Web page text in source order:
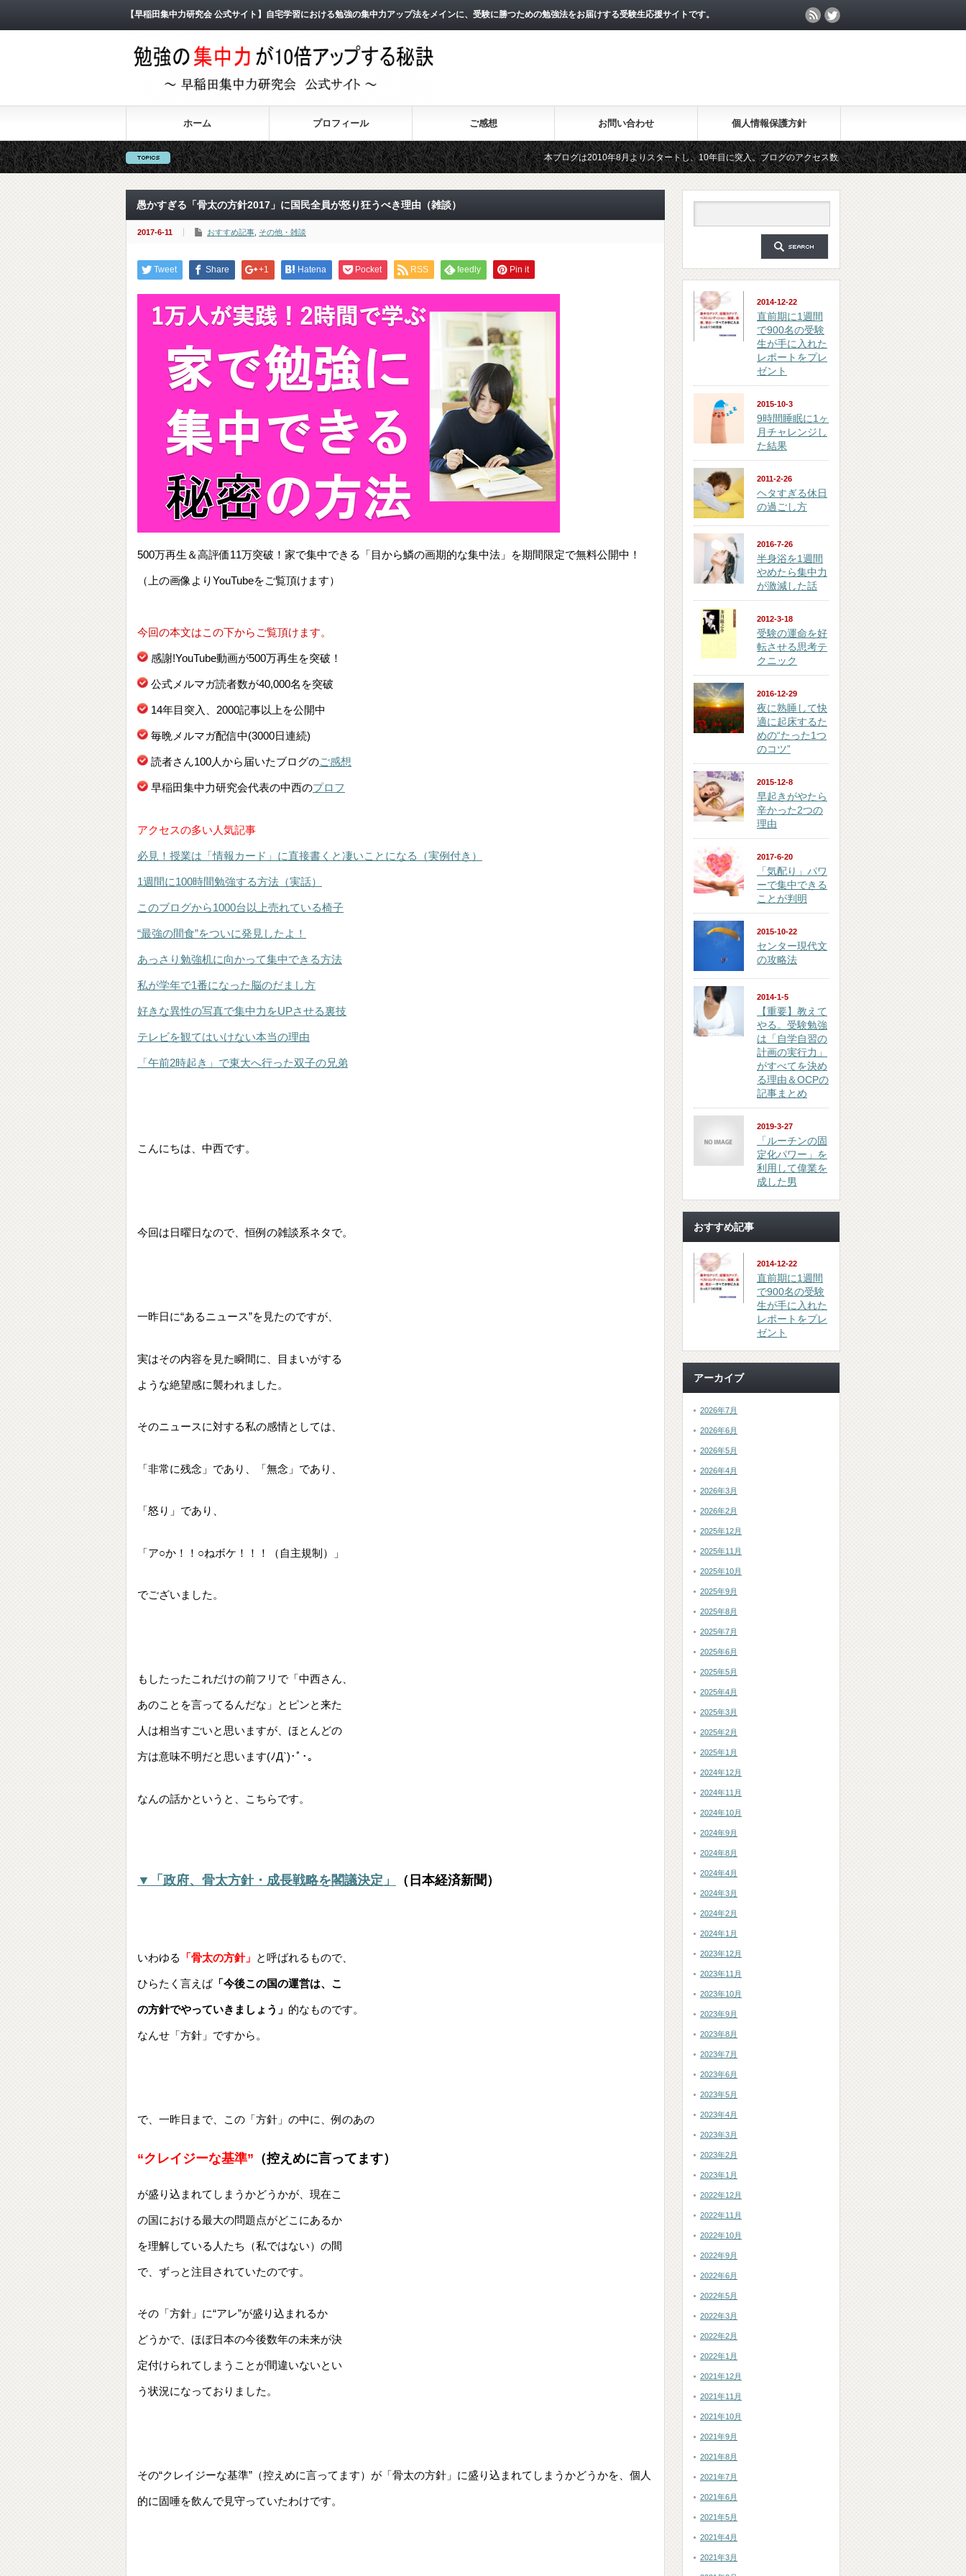
【早稲田集中力研究会 公式サイト】自宅学習における勉強の集中力アップ法をメインに、受験に勝つための勉強法をお届けする受験生応援サイトです。
ホーム プロフィール ご感想 お問い合わせ 個人情報保護方針
本ブログは2010年8月よりスタートし、10年目に突入。ブログのアクセス数が月間25万PV、公開記事数が2000記事を突破
2011年3月よりスタートした無料メールマガジン「勉強の集中力が10倍アップする秘訣」は、2018年6月に総読者数が4
愚かすぎる「骨太の方針2017」に国民全員が怒り狂うべき理由（雑談）
2017-6-11 おすすめ記事 その他・雑談
Tweet Share +1 Hatena Pocket RSS feedly Pin it
500万再生＆高評価11万突破！家で集中できる「目から鱗の画期的な集中法」を期間限定で無料公開中！
（上の画像よりYouTubeをご覧頂けます）
今回の本文はこの下からご覧頂けます。
感謝!YouTube動画が500万再生を突破！
公式メルマガ読者数が40,000名を突破
14年目突入、2000記事以上を公開中
毎晩メルマガ配信中(3000日連続)
読者さん100人から届いたブログのご感想
早稲田集中力研究会代表の中西のプロフ
アクセスの多い人気記事
必見！授業は「情報カード」に直接書くと凄いことになる（実例付き）
1週間に100時間勉強する方法（実話）
このブログから1000台以上売れている椅子
“最強の間食”をついに発見したよ！
あっさり勉強机に向かって集中できる方法
私が学年で1番になった脳のだまし方
好きな異性の写真で集中力をUPさせる裏技
テレビを観てはいけない本当の理由
「午前2時起き」で東大へ行った双子の兄弟
こんにちは、中西です。
今回は日曜日なので、恒例の雑談系ネタで。
一昨日に“あるニュース”を見たのですが、
実はその内容を見た瞬間に、目まいがする
ような絶望感に襲われました。
そのニュースに対する私の感情としては、
「非常に残念」であり、「無念」であり、
「怒り」であり、
「ア○か！！○ねボケ！！！（自主規制）」
でございました。
もしたったこれだけの前フリで「中西さん、
あのことを言ってるんだな」とピンと来た
人は相当すごいと思いますが、ほとんどの
方は意味不明だと思います(ﾉД`)･ﾟ･｡
なんの話かというと、こちらです。
▼「政府、骨太方針・成長戦略を閣議決定 」 （日本経済新聞）
いわゆる 「骨太の方針」 と呼ばれるもので、
ひらたく言えば「今後この国の運営は、こ
の方針でやっていきましょう」 的なものです。
なんせ「方針」ですから。
で、一昨日まで、この「方針」の中に、例のあの
“クレイジーな基準” （控えめに言ってます）
が盛り込まれてしまうかどうかが、現在こ
の国における最大の問題点がどこにあるか
を理解している人たち（私ではない）の間
で、ずっと注目されていたのです。
その「方針」に“アレ”が盛り込まれるか
どうかで、ほぼ日本の今後数年の未来が決
定付けられてしまうことが間違いないとい
う状況になっておりました。
その“クレイジーな基準”（控えめに言ってます）が「骨太の方針」に盛り込まれてしまうかどうかを、個人
的に固唾を飲んで見守っていたわけです。
2014-12-22
直前期に1週間
で900名の受験
生が手に入れた
レポートをプレ
ゼント
2015-10-3
9時間睡眠に1ヶ
月チャレンジし
た結果
2011-2-26
ヘタすぎる休日
の過ごし方
2016-7-26
半身浴を1週間
やめたら集中力
が激減した話
2012-3-18
受験の運命を好
転させる思考テ
クニック
2016-12-29
夜に熟睡して快
適に起床するた
めの“たった1つ
のコツ”
2015-12-8
早起きがやたら
辛かった2つの
理由
2017-6-20
「気配り」パワ
ーで集中できる
ことが判明
2015-10-22
センター現代文
の攻略法
2014-1-5
【重要】教えて
やる。受験勉強
は「自学自習の
計画の実行力」
がすべてを決め
る理由＆OCPの
記事まとめ
2019-3-27
「ルーチンの固
定化パワー」を
利用して偉業を
成した男
おすすめ記事
2014-12-22
直前期に1週間
で900名の受験
生が手に入れた
レポートをプレ
ゼント
アーカイブ
2026年7月
2026年6月
2026年5月
2026年4月
2026年3月
2026年2月
2025年12月
2025年11月
2025年10月
2025年9月
2025年8月
2025年7月
2025年6月
2025年5月
2025年4月
2025年3月
2025年2月
2025年1月
2024年12月
2024年11月
2024年10月
2024年9月
2024年8月
2024年4月
2024年3月
2024年2月
2024年1月
2023年12月
2023年11月
2023年10月
2023年9月
2023年8月
2023年7月
2023年6月
2023年5月
2023年4月
2023年3月
2023年2月
2023年1月
2022年12月
2022年11月
2022年10月
2022年9月
2022年6月
2022年5月
2022年3月
2022年2月
2022年1月
2021年12月
2021年11月
2021年10月
2021年9月
2021年8月
2021年7月
2021年6月
2021年5月
2021年4月
2021年3月